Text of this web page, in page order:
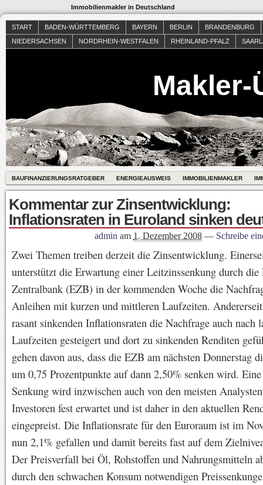
Immobilienmakler in Deutschland
START BADEN-WÜRTTEMBERG BAYERN BERLIN
BRANDENBURG
NIEDERSACHSEN
NORDRHEIN-WESTFALEN RHEINLAND-PFALZ
Makler-
BAUFINANZIERUNGSRATGEBER ENERGIEAUSWEIS IMMOBILIENMAKLER
Kommentar zur Zinsentwicklung:
Inflationsraten in Euroland sinken
admin am 1. Dezember 2008 — Schreibe
Zwei Themen treiben derzeit die Zinsentwicklung.
unterstützt die Erwartung einer Leitzinssenkung durch die
Zentralbank (EZB) in der kommenden Woche die
Anleihen mit kurzen und mittleren Laufzeiten.
rasant sinkenden Inflationsraten die Nachfrage auch nach
Laufzeiten gesteigert und dort zu sinkenden Renditen
gehen davon aus, dass die EZB am nächsten Donnerstag
um 0,75 Prozentpunkte auf dann 2,50% senken wird.
Senkung wird inzwischen auch von den meisten
Investoren fest erwartet und ist daher in den aktuellen
eingepreist. Die Inflationsrate für den Euroraum ist im
nun 2,1% gefallen und damit bereits fast auf dem
Der Preisverfall bei Öl, Rohstoffen und Nahrungsmitteln
durch den schwachen Konsum notwendigen